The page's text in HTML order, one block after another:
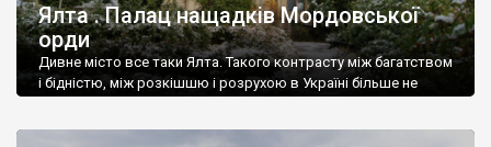
Ялта . Палац нащадків Мордовської
орди
Дивне місто все таки Ялта. Такого контрасту між багатством
і бідністю, між розкішшю і розрухою в Україні більше не